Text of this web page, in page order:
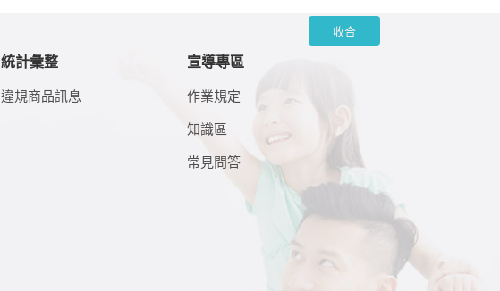
收合
統計彙整
違規商品訊息
宣導專區
作業規定
知識區
常見問答